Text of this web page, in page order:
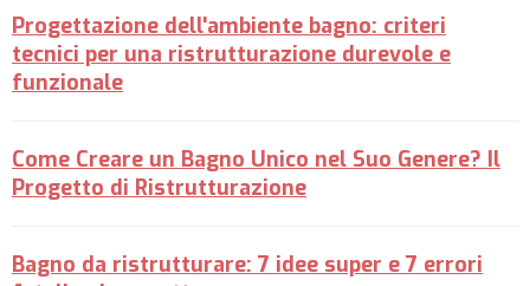
Progettazione dell'ambiente bagno: criteri
tecnici per una ristrutturazione durevole e
funzionale
Come Creare un Bagno Unico nel Suo Genere? Il
Progetto di Ristrutturazione
Bagno da ristrutturare: 7 idee super e 7 errori